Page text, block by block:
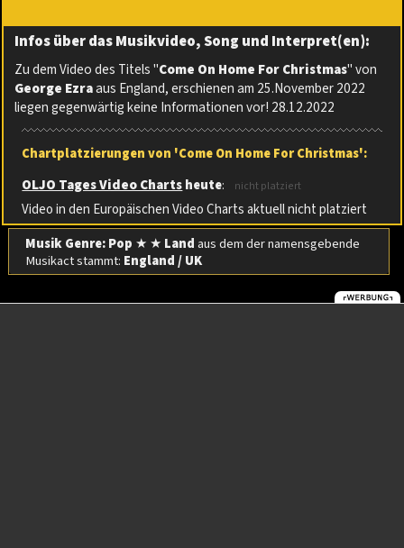
Infos über das Musikvideo, Song und Interpret(en):
Zu dem Video des Titels "Come On Home For Christmas" von
George Ezraaus England, erschienen am 25.November 2022
liegen gegenwärtig keine Informationen vor! 28.12.2022
Chartplatzierungen von 'Come On Home For Christmas':
OLJO Tages Video Chartsheute: nicht platziert
Video in den Europäischen Video Charts aktuell nicht platziert
Musik Genre: Pop ★ ★ Landaus dem der namensgebende
Musikact stammt: England / UK